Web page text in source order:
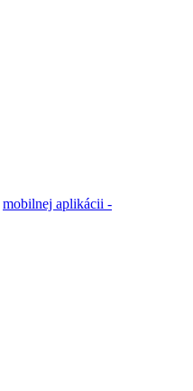
mobilnej aplikácii -